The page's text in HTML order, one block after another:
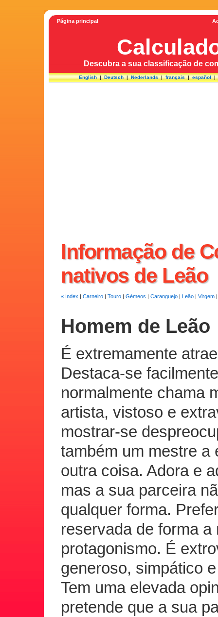
Página principal
Descubra a sua classificação de
English|Deutsch|Nederlands|français|español|
Informação de
nativos de Leão
« Index | Carneiro | Touro | Gémeos | Caranguejo | Leão | Virgem
Homem de Leão
É extremamente
Destaca-se
normalmente chama
artista, vistoso e
mostrar-se
também um mestre a
outra coisa. Adora e
mas a sua parceira
qualquer forma.
reservada de forma a
protagonismo. É
generoso, simpático
Tem uma elevada
pretende que a sua